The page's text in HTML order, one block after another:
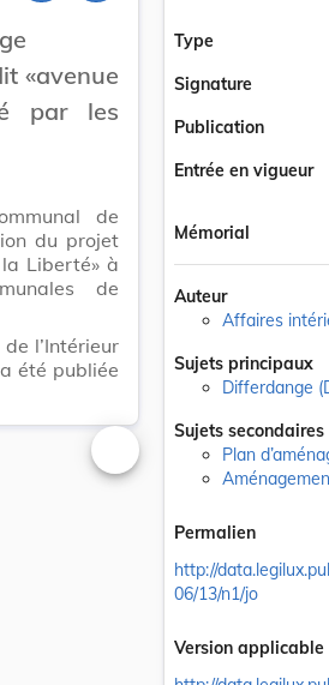
«avenue
par les
de
du projet
Liberté» à
de
l’Intérieur
été publiée
Changer la taille du texte
Type
Signature
Publication
Entrée en vigueur
Mémorial
Auteur
Affaires
Sujets principaux
Differdange
Sujets secondaires
Plan
Permalien
http://
06/13/n1/jo
Version applicable